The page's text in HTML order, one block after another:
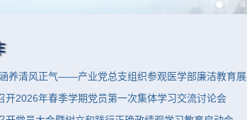
养清风正气——产业党总支组织参观医学部廉洁教育展
开2026年春季学期党员第一次集体学习交流讨论会